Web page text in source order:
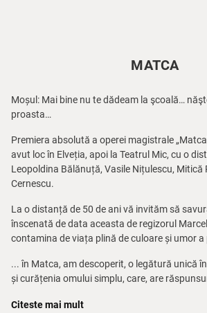
MATCA
Moșul: Mai bine nu te dădeam la şcoală…
proasta…
Premiera absolută a operei magistrale
avut loc în Elveția, apoi la Teatrul Mic, cu o
Leopoldina Bălănuță, Vasile Nițulescu, Mitică
Cernescu.
La o distanță de 50 de ani vă invităm să
înscenată de data aceasta de regizorul
contamina de viața plină de culoare și umor a
... în Matca, am descoperit, o legătură unică
și curățenia omului simplu, care, are
sistem, cred că le știu pe toate... O poveste, a
Citeste mai mult